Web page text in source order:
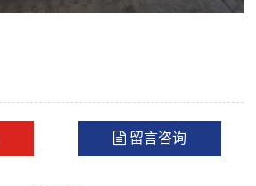
留言咨询